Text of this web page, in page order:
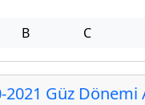
B C
Güz Dönemi